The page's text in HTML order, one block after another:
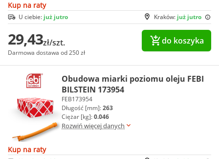
Kup na raty
Kraków: już jutro
U ciebie: już jutro
29,43zł/szt.
Darmowa dostawa od 250 zł
do koszyka
Obudowa miarki poziomu oleju FEBI
BILSTEIN 173954
FEB173954
Długość [mm]:263
Ciężar [kg]:0.046
Rozwiń więcej danych
Kup na raty